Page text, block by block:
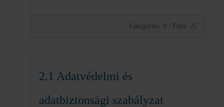
Categories: 0 / Files: 25
2.1 Adatvédelmi és
adatbiztonsági szabályzat